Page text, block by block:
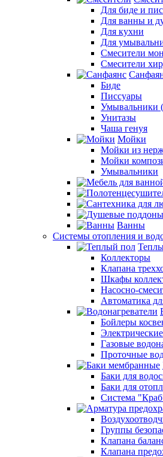
Для биде и
Для ванны и
Для кухни
Для
Смесители
Смесители
Биде
Писсуары
Умывальники
Унитазы
Чаша генуя
Мойки
Мойки из
Мойки
Умывальники
Ванны
Системы отопления и
Коллекторы
Клапана
Шкафы
Насосно-
Автоматика
Бойлеры
Газовые
Проточные
Баки для
Баки для
Система
Группы
Клапана
Клапана